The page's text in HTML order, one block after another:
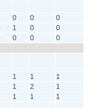
0 0
0
1 0
0
0 0
0
1 1
1
1 2
1
1 1
1